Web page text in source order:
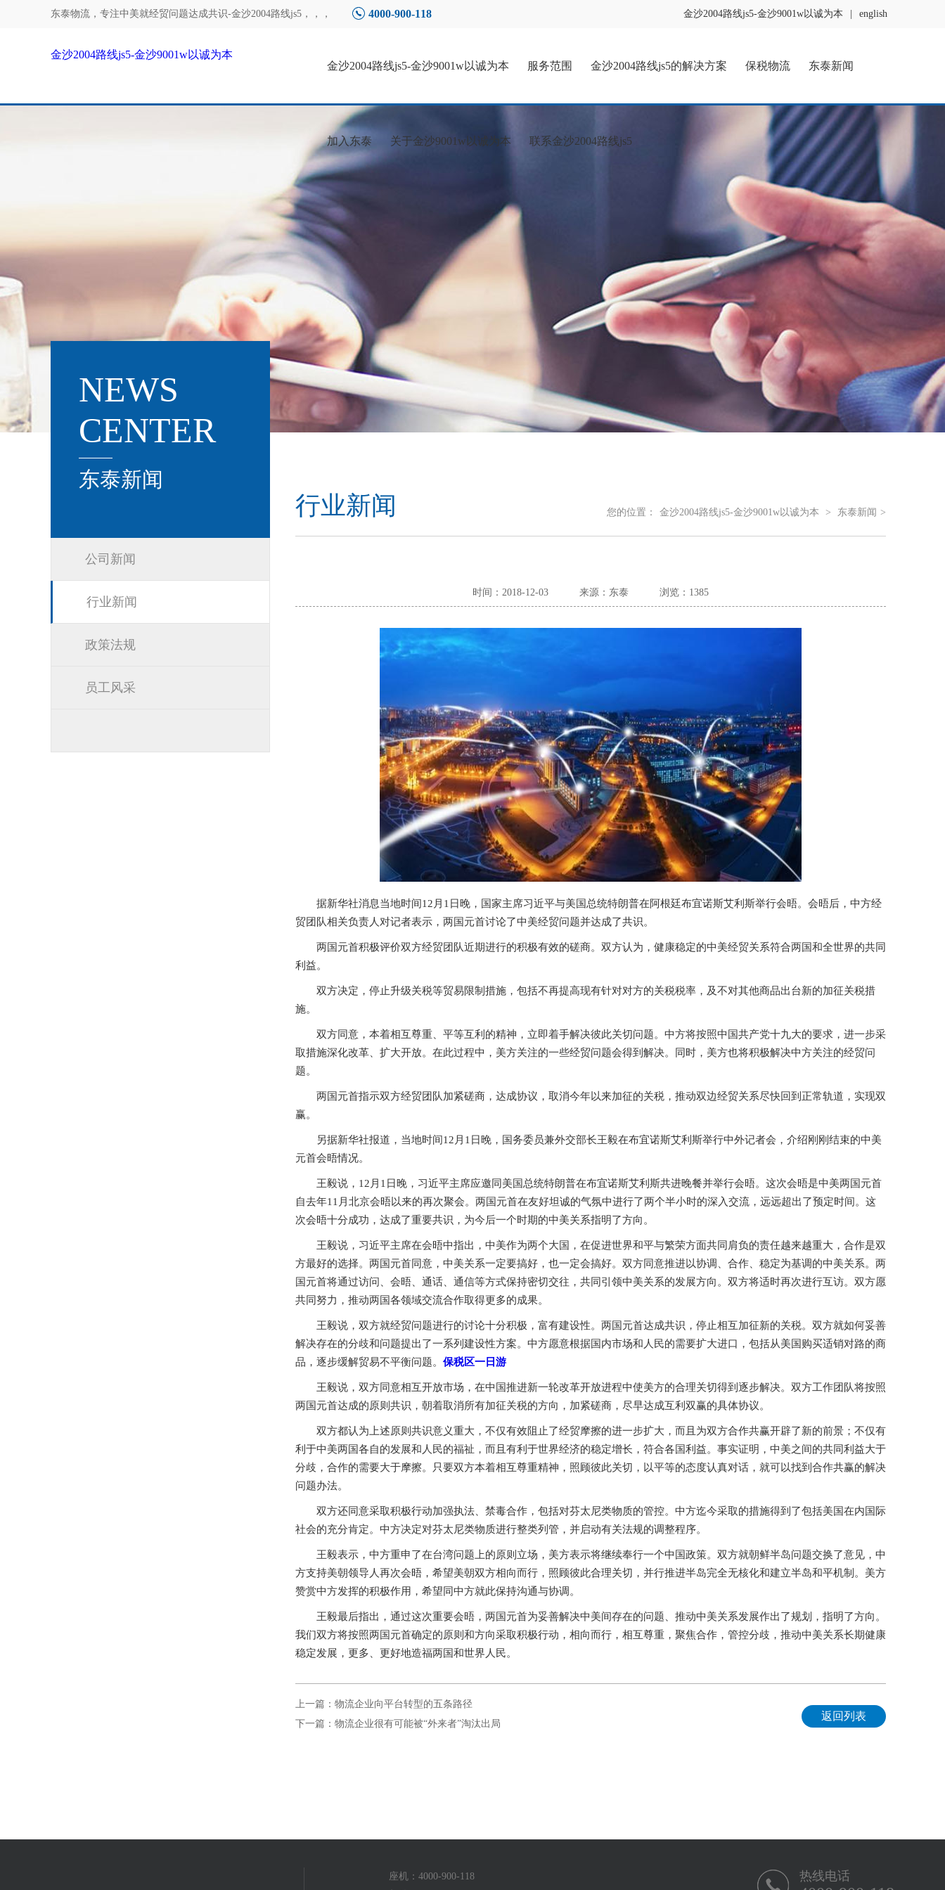
东泰物流，专注中美就经贸问题达成共识-金沙2004路线js5 ，，， 4000-900-118 金沙2004路线js5-金沙9001w以诚为本 english
金沙2004路线js5-金沙9001w以诚为本
金沙2004路线js5-金沙9001w以诚为本
服务范围 金沙2004路线js5的解决方案 保税物流 东泰新闻
加入东泰 关于金沙9001w以诚为本 联系金沙2004路线js5
NEWS
CENTER
东泰新闻
公司新闻
行业新闻
政策法规
员工风采
行业新闻 您的位置： 金沙2004路线js5-金沙9001w以诚为本 > 东泰新闻 >
时间：2018-12-03 来源：东泰 浏览：1385
据新华社消息当地时间12月1日晚，国家主席习近平与美国总统特朗普在阿根廷布宜诺斯艾利斯举行会晤。会晤后，中方经
贸团队相关负责人对记者表示，两国元首讨论了中美经贸问题并达成了共识。
两国元首积极评价双方经贸团队近期进行的积极有效的磋商。双方认为，健康稳定的中美经贸关系符合两国和全世界的共同
利益。
双方决定，停止升级关税等贸易限制措施，包括不再提高现有针对对方的关税税率，及不对其他商品出台新的加征关税措
施。
双方同意，本着相互尊重、平等互利的精神，立即着手解决彼此关切问题。中方将按照中国共产党十九大的要求，进一步采
取措施深化改革、扩大开放。在此过程中，美方关注的一些经贸问题会得到解决。同时，美方也将积极解决中方关注的经贸问
题。
两国元首指示双方经贸团队加紧磋商，达成协议，取消今年以来加征的关税，推动双边经贸关系尽快回到正常轨道，实现双
赢。
另据新华社报道，当地时间12月1日晚，国务委员兼外交部长王毅在布宜诺斯艾利斯举行中外记者会，介绍刚刚结束的中美
元首会晤情况。
王毅说，12月1日晚，习近平主席应邀同美国总统特朗普在布宜诺斯艾利斯共进晚餐并举行会晤。这次会晤是中美两国元首
自去年11月北京会晤以来的再次聚会。两国元首在友好坦诚的气氛中进行了两个半小时的深入交流，远远超出了预定时间。这
次会晤十分成功，达成了重要共识，为今后一个时期的中美关系指明了方向。
王毅说，习近平主席在会晤中指出，中美作为两个大国，在促进世界和平与繁荣方面共同肩负的责任越来越重大，合作是双
方最好的选择。两国元首同意，中美关系一定要搞好，也一定会搞好。双方同意推进以协调、合作、稳定为基调的中美关系。两
国元首将通过访问、会晤、通话、通信等方式保持密切交往，共同引领中美关系的发展方向。双方将适时再次进行互访。双方愿
共同努力，推动两国各领域交流合作取得更多的成果。
王毅说，双方就经贸问题进行的讨论十分积极，富有建设性。两国元首达成共识，停止相互加征新的关税。双方就如何妥善
解决存在的分歧和问题提出了一系列建设性方案。中方愿意根据国内市场和人民的需要扩大进口，包括从美国购买适销对路的商
品，逐步缓解贸易不平衡问题。 保税区一日游
王毅说，双方同意相互开放市场，在中国推进新一轮改革开放进程中使美方的合理关切得到逐步解决。双方工作团队将按照
两国元首达成的原则共识，朝着取消所有加征关税的方向，加紧磋商，尽早达成互利双赢的具体协议。
双方都认为上述原则共识意义重大，不仅有效阻止了经贸摩擦的进一步扩大，而且为双方合作共赢开辟了新的前景；不仅有
利于中美两国各自的发展和人民的福祉，而且有利于世界经济的稳定增长，符合各国利益。事实证明，中美之间的共同利益大于
分歧，合作的需要大于摩擦。只要双方本着相互尊重精神，照顾彼此关切，以平等的态度认真对话，就可以找到合作共赢的解决
问题办法。
双方还同意采取积极行动加强执法、禁毒合作，包括对芬太尼类物质的管控。中方迄今采取的措施得到了包括美国在内国际
社会的充分肯定。中方决定对芬太尼类物质进行整类列管，并启动有关法规的调整程序。
王毅表示，中方重申了在台湾问题上的原则立场，美方表示将继续奉行一个中国政策。双方就朝鲜半岛问题交换了意见，中
方支持美朝领导人再次会晤，希望美朝双方相向而行，照顾彼此合理关切，并行推进半岛完全无核化和建立半岛和平机制。美方
赞赏中方发挥的积极作用，希望同中方就此保持沟通与协调。
王毅最后指出，通过这次重要会晤，两国元首为妥善解决中美间存在的问题、推动中美关系发展作出了规划，指明了方向。
我们双方将按照两国元首确定的原则和方向采取积极行动，相向而行，相互尊重，聚焦合作，管控分歧，推动中美关系长期健康
稳定发展，更多、更好地造福两国和世界人民。
上一篇：物流企业向平台转型的五条路径
下一篇：物流企业很有可能被“外来者”淘汰出局
返回列表
座机：4000-900-118
热线电话